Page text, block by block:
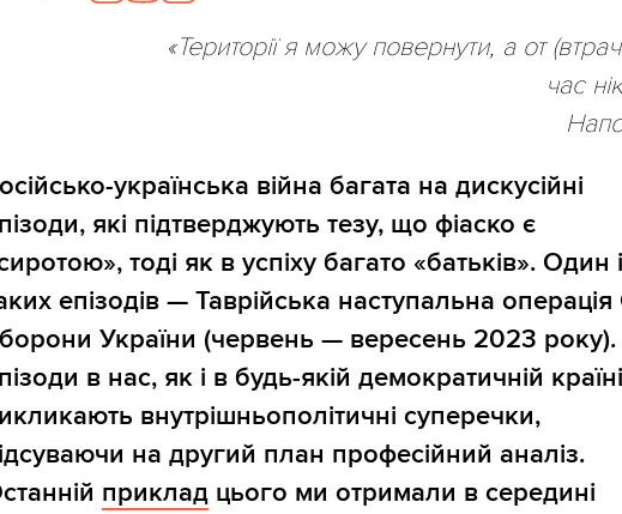
«Території я можу повернути, а от
час
українська війна багата на дискусійні
які підтверджують тезу, що фіаско є
тоді як в успіху багато «батьків». Один
епізодів — Таврійська наступальна
України (червень — вересень 2023 року).
в нас, як і в будь-якій демократичній
внутрішньополітичні суперечки,
на другий план професійний аналіз.
приклад цього ми отримали в середині